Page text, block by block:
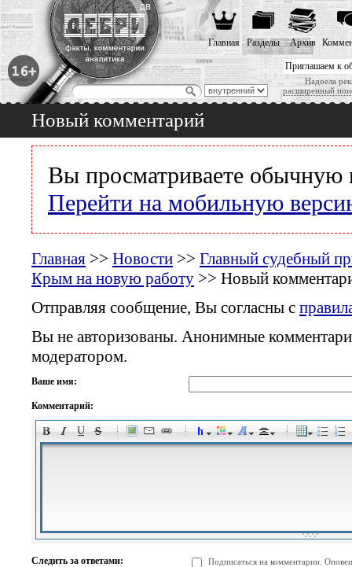
Приглашаем к
Надоела
расширенный
Главная Разделы Архив
Новый комментарий
Вы просматриваете обычную
Перейти на мобильную
Главная >> Новости >> Главный судебный
Крым на новую работу >> Новый
Отправляя сообщение, Вы согласны с
Вы не авторизованы. Анонимные
модератором.
Ваше имя:
Комментарий:
-
-
-
-
-
-
-
-
-
-
-
Следить за ответами: Подписаться на комментарии.